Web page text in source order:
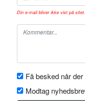
Din e-mail bliver ikke vist på sitet.
Få besked når
Modtag